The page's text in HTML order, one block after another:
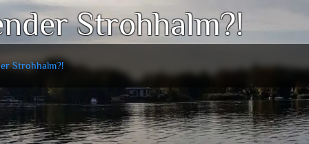
Strohhalm?!
Strohhalm?!